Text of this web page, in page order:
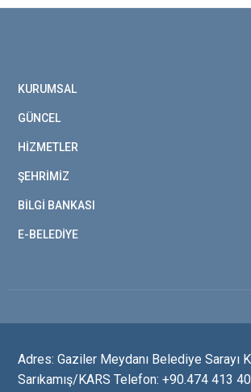
KURUMSAL
GÜNCEL
HİZMETLER
ŞEHRİMİZ
BİLGİ BANKASI
E-BELEDİYE
Adres: Gaziler Meydanı Belediye Sarayı
Sarıkamış/KARS Telefon: +90.474 413